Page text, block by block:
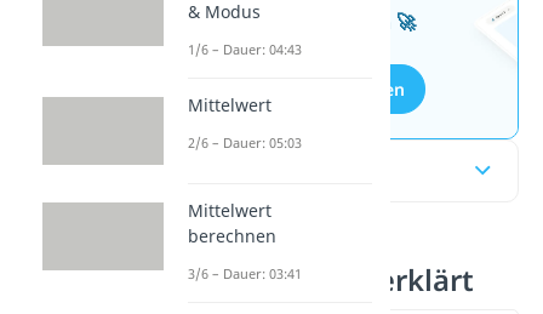
kostenlosen Aufgaben 🚀
Aufgaben entdecken
Varianz einfach erklärt
& Modus
1/6 – Dauer: 04:43
Mittelwert
2/6 – Dauer: 05:03
Mittelwert
berechnen
3/6 – Dauer: 03:41